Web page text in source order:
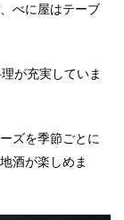
べに屋はテーブ
が充実していま
ズを季節ごとに
酒が楽しめま